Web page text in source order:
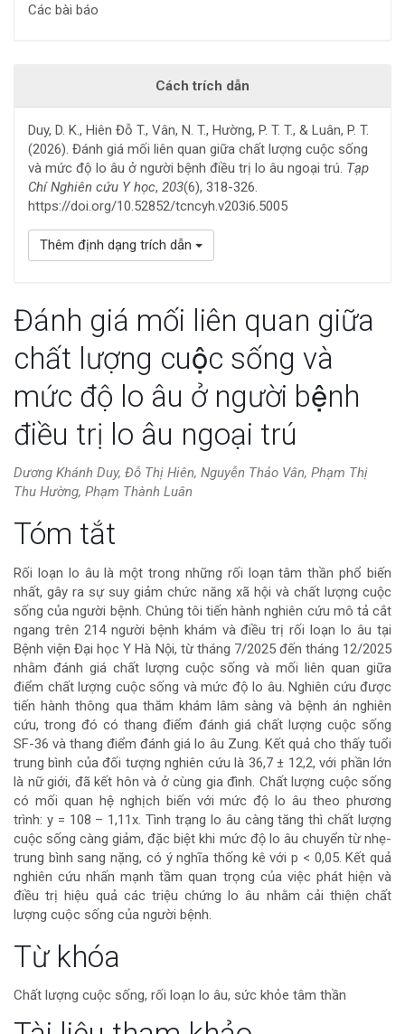
Các bài báo
Cách trích dẫn
Duy, D. K., Hiên Đỗ T., Vân, N. T., Hường, P. T. T., & Luân, P. T.
(2026). Đánh giá mối liên quan giữa chất lượng cuộc sống
và mức độ lo âu ở người bệnh điều trị lo âu ngoại trú. Tạp
Chí Nghiên cứu Y học, 203(6), 318-326.
https://doi.org/10.52852/tcncyh.v203i6.5005
Thêm định dạng trích dẫn
Đánh giá mối liên quan giữa
chất lượng cuộc sống và
mức độ lo âu ở người bệnh
điều trị lo âu ngoại trú
Dương Khánh Duy, Đỗ Thị Hiên, Nguyễn Thảo Vân, Phạm Thị
Thu Hường, Phạm Thành Luân
Nội
dung
chính
của
bài
viết
Tóm tắt
Rối loạn lo âu là một trong những rối loạn tâm thần phổ biến
nhất, gây ra sự suy giảm chức năng xã hội và chất lượng cuộc
sống của người bệnh. Chúng tôi tiến hành nghiên cứu mô tả cắt
ngang trên 214 người bệnh khám và điều trị rối loạn lo âu tại
Bệnh viện Đại học Y Hà Nội, từ tháng 7/2025 đến tháng 12/2025
nhằm đánh giá chất lượng cuộc sống và mối liên quan giữa
điểm chất lượng cuộc sống và mức độ lo âu. Nghiên cứu được
tiến hành thông qua thăm khám lâm sàng và bệnh án nghiên
cứu, trong đó có thang điểm đánh giá chất lượng cuộc sống
SF-36 và thang điểm đánh giá lo âu Zung. Kết quả cho thấy tuổi
trung bình của đối tượng nghiên cứu là 36,7 ± 12,2, với phần lớn
là nữ giới, đã kết hôn và ở cùng gia đình. Chất lượng cuộc sống
có mối quan hệ nghịch biến với mức độ lo âu theo phương
trình: y = 108 – 1,11x. Tình trạng lo âu càng tăng thì chất lượng
cuộc sống càng giảm, đặc biệt khi mức độ lo âu chuyển từ nhẹ-
trung bình sang nặng, có ý nghĩa thống kê với p < 0,05. Kết quả
nghiên cứu nhấn mạnh tầm quan trọng của việc phát hiện và
điều trị hiệu quả các triệu chứng lo âu nhằm cải thiện chất
lượng cuộc sống của người bệnh.
Chi
tiết
Từ khóa
Chất lượng cuộc sống, rối loạn lo âu, sức khỏe tâm thần